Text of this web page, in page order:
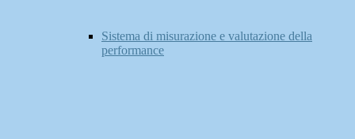
Sistema di misurazione e valutazione della
performance